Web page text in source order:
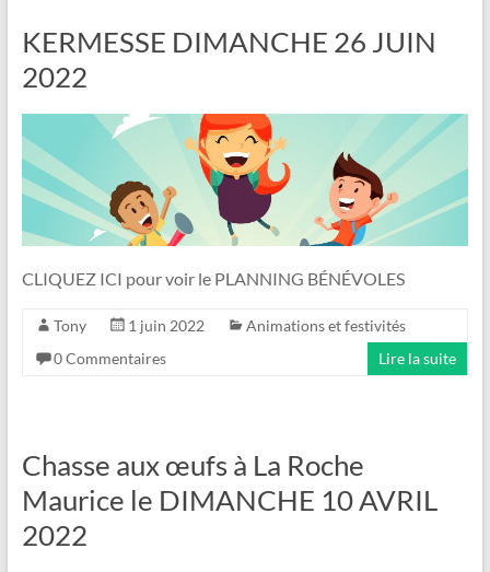
KERMESSE DIMANCHE 26 JUIN
2022
CLIQUEZ ICI pour voir le PLANNING BÉNÉVOLES
Tony 1 juin 2022
Animations et festivités
0 Commentaires
Lire la suite
Chasse aux œufs à La Roche
Maurice le DIMANCHE 10 AVRIL
2022